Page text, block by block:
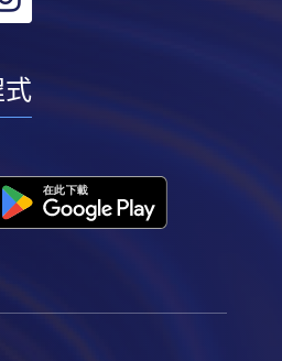
instagram
式